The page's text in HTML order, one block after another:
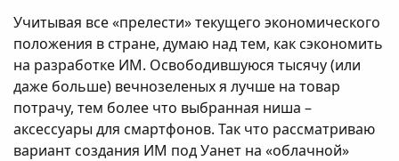
н
я
Учитывая все «прелести» текущего экономического
положения в стране, думаю над тем, как сэкономить
на разработке ИМ. Освободившуюся тысячу (или
даже больше) вечнозеленых я лучше на товар
потрачу, тем более что выбранная ниша –
аксессуары для смартфонов. Так что рассматриваю
вариант создания ИМ под Уанет на «облачной»